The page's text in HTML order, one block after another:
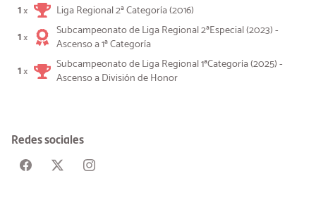
1×
Liga Regional 2ª Categoría (2016)
1×
Subcampeonato de Liga Regional 2ªEspecial (2023) -
Ascenso a 1ª Categoría
1×
Subcampeonato de Liga Regional 1ªCategoría (2025) -
Ascenso a División de Honor
Redes sociales